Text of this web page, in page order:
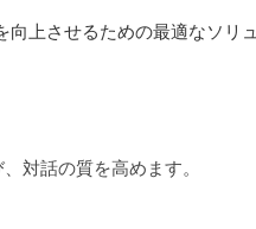
上させるための最適なソリ
対話の質を高めます。